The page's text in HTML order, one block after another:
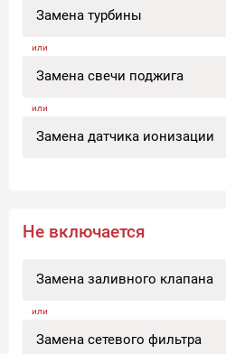
Замена турбины
Замена свечи поджига
Замена датчика ионизации
Не включается
Замена заливного клапана
Замена сетевого фильтра